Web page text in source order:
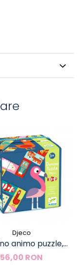
Djeco
animo puzzle,
Djeco
56,00 RON